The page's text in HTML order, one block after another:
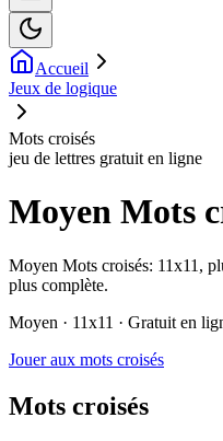
Accueil
Jeux de logique
Mots croisés
jeu de lettres gratuit en ligne
Moyen Mots
Moyen Mots croisés: 11x11,
plus complète.
Moyen · 11x11 · Gratuit en
Jouer aux mots croisés
Mots croisés